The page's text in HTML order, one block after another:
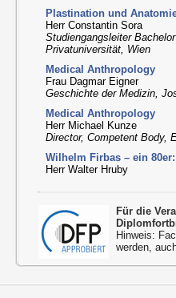
Plastination und
Herr Constantin Sora
Studiengangsleiter
Privatuniversität, Wien
Medical Anthropology
Frau Dagmar Eigner
Geschichte der Medizin,
Medical Anthropology
Herr Michael Kunze
Director, Competent Body,
Wilhelm Firbas – ein
Herr Walter Hruby
Für die
Hinweis:
werden,